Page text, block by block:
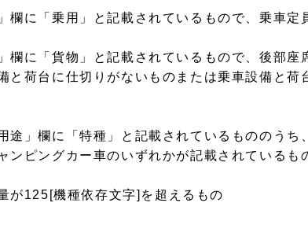
欄に「乗用」と記載されているもので、乗車定
欄に「貨物」と記載されているもので、後部
と荷台に仕切りがないものまたは乗車設備と
途」欄に「特種」と記載されているもののう
ンピングカー車のいずれかが記載されている
が125[機種依存文字]を超えるもの